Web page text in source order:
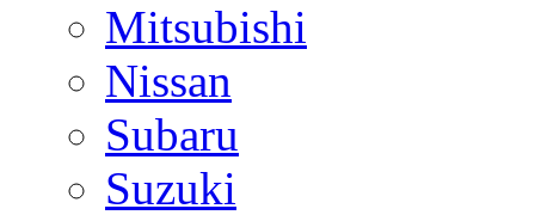
Mitsubishi
Nissan
Subaru
Suzuki